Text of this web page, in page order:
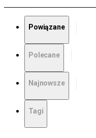
Powiązane
Polecane
Najnowsze
Tagi